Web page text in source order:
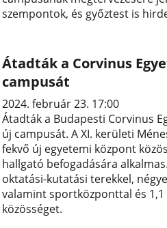
szempontok, és győztest is
Átadták a Corvinus
campusát
2024. február 23. 17:00
Átadták a Budapesti Corvinus
új campusát. A XI. kerületi
fekvő új egyetemi központ
hallgató befogadására
oktatási-kutatási terekkel,
valamint sportközponttal és
közösséget.